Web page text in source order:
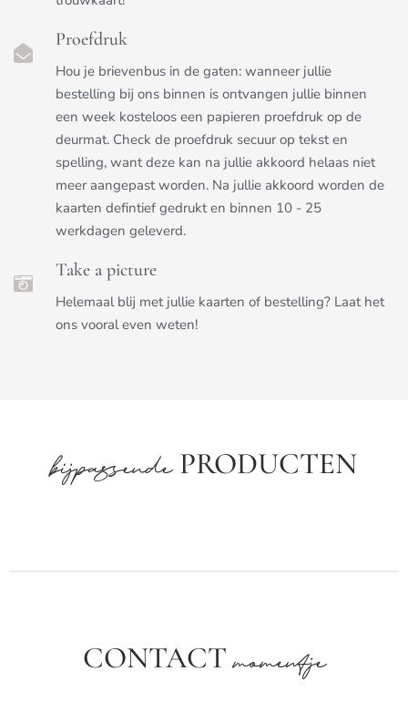
Proefdruk
Hou je brievenbus in de gaten: wanneer jullie
bestelling bij ons binnen is ontvangen jullie binnen
een week kosteloos een papieren proefdruk op de
deurmat. Check de proefdruk secuur op tekst en
spelling, want deze kan na jullie akkoord helaas niet
meer aangepast worden. Na jullie akkoord worden de
kaarten defintief gedrukt en binnen 10 - 25
werkdagen geleverd.
Take a picture
Helemaal blij met jullie kaarten of bestelling? Laat het
ons vooral even weten!
bijpassendePRODUCTEN
CONTACTmomentje